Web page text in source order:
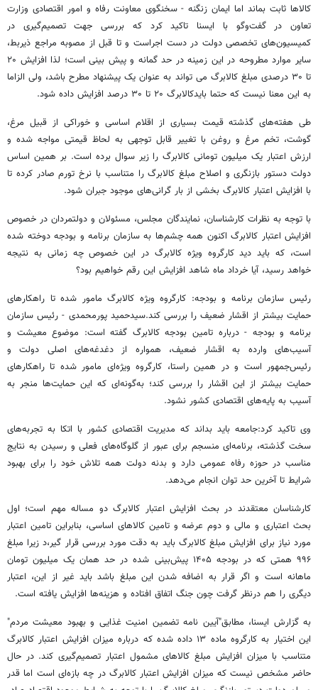
کالاها ثابت بماند اما ایمان زنگنه - سخنگوی معاونت رفاه و امور اقتصادی وزارت
تعاون در گفت‌وگو با ایسنا تاکید کرد که بررسی جهت تصمیم‌گیری در
کمیسیون‌های تخصصی دولت در دست اجراست و تا قبل از مصوبه مراجع ذیربط،
سایر موارد مطروحه در این زمینه در حد گمانه و پیش بینی است؛ لذا افزایش ۲۰
تا ۳۰ درصدی مبلغ کالابرگ می تواند به عنوان یک پیشنهاد مطرح باشد، ولی الزاما
به این معنا نیست که حتما بایدکالابرگ ۲۰ تا ۳۰ درصد افزایش داده شود.
طی هفته‌های گذشته قیمت بسیاری از اقلام اساسی و خوراکی از قبیل مرغ،
گوشت، تخم مرغ و روغن با تغییر قابل توجهی به لحاظ قیمتی مواجه شده و
ارزش اعتبار یک میلیون تومانی کالابرگ را زیر سوال برده است. بر همین اساس
دولت دستور بازنگری و اصلاح مبلغ کالابرگ را متناسب با نرخ تورم صادر کرده تا
با افزایش اعتبار کالابرگ بخشی از بار گرانی‌های موجود جبران شود.
با توجه به نظرات کارشناسان، نمایندگان مجلس، مسئولان و دولتمردان در خصوص
افزایش اعتبار کالابرگ اکنون همه چشم‌ها به سازمان برنامه و بودجه دوخته شده
است، که باید دید کارگروه ویژه کالابرگ در این خصوص چه زمانی به نتیجه
خواهد رسید، آیا خرداد ماه شاهد افزایش این رقم خواهیم بود؟
رئیس سازمان برنامه و بودجه: کارگروه ویژه‌ کالابرگ مامور شده تا راهکارهای
حمایت بیشتر از اقشار ضعیف را بررسی کند.سیدحمید پورمحمدی - رئیس سازمان
برنامه و بودجه - درباره تامین بودجه کالابرگ گفته است: موضوع معیشت و
آسیب‌های وارده به اقشار ضعیف، همواره از دغدغه‌های اصلی دولت و
رئیس‌جمهور است و در همین راستا، کارگروه ویژه‌ای مامور شده تا راهکارهای
حمایت بیشتر از این اقشار را بررسی کند؛ به‌گونه‌ای که این حمایت‌ها منجر به
آسیب به پایه‌های اقتصادی کشور نشود.
وی تاکید کرد:جامعه باید بداند که مدیریت اقتصادی کشور با اتکا به تجربه‌های
سخت گذشته، برنامه‌ای منسجم برای عبور از گلوگاه‌های فعلی و رسیدن به نتایج
مناسب در حوزه رفاه عمومی دارد و بدنه دولت همه تلاش خود را برای بهبود
شرایط تا آخرین حد توان انجام می‌دهد.
کارشناسان معتقدند در بحث افزایش اعتبار کالابرگ دو مساله مهم است؛ اول
بحث اعتباری و مالی و دوم عرضه و تامین کالاهای اساسی، بنابراین تامین اعتبار
مورد نیاز برای افزایش مبلغ کالابرگ باید به دقت مورد بررسی قرار گیر،د زیرا مبلغ
۹۹۶ همتی که در بودجه ۱۴۰۵ پیش‌بینی شده در حد همان یک میلیون تومان
ماهانه است و اگر قرار به اضافه شدن این مبلغ باشد باید غیر از این، اعتبار
دیگری را هم درنظر گرفت چون جنگ اتفاق افتاده و هزینه‌ها افزایش یافته است.
به گزارش ایسنا، مطابق"آیین نامه تضمین امنیت غذایی و بهبود معیشت مردم"
این اختیار به کارگروه ماده ۱۳ داده شده که درباره میزان افزایش اعتبار کالابرگ
متناسب با میزان افزایش مبلغ کالاهای مشمول اعتبار تصمیم‌گیری کند. در حال
حاضر مشخص نیست که میزان افزایش اعتبار کالابرگ در چه بازه‌ای است اما قدر